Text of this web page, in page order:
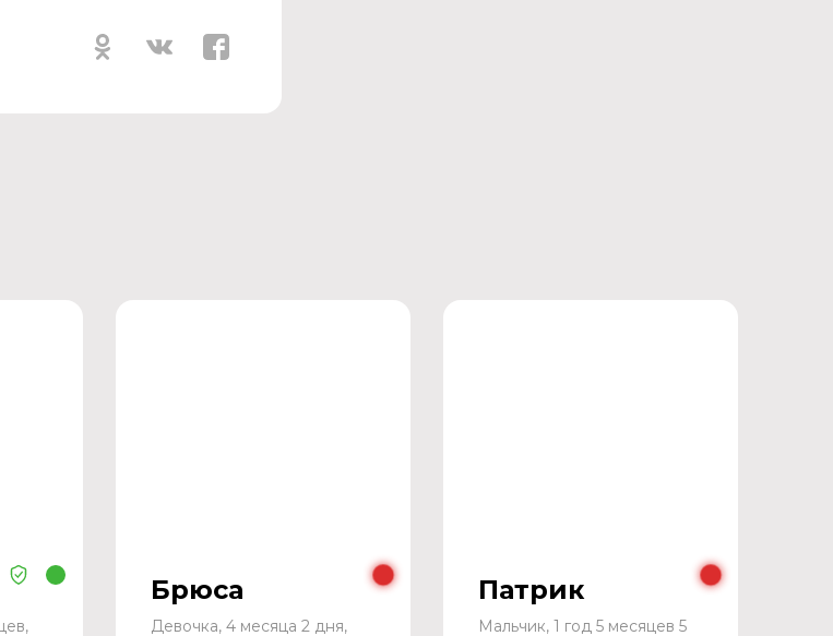
Брюса
Девочка, 4 месяца 2 дня,
Патрик
Мальчик, 1 год 5 месяцев 5